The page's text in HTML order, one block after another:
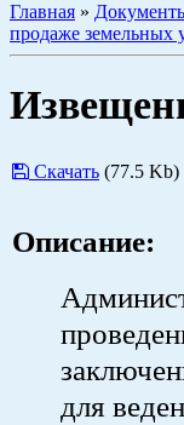
Главная »
продаже земельных
Скачать (77.5 Kb)
Описание:
для